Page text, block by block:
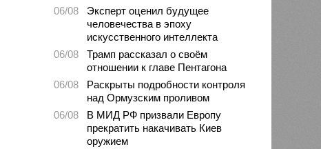
06/08
Эксперт оценил будущее
человечества в эпоху
искусственного интеллекта
06/08
Трамп рассказал о своём
отношении к главе Пентагона
06/08
Раскрыты подробности контроля
над Ормузским проливом
06/08
В МИД РФ призвали Европу
прекратить накачивать Киев
оружием